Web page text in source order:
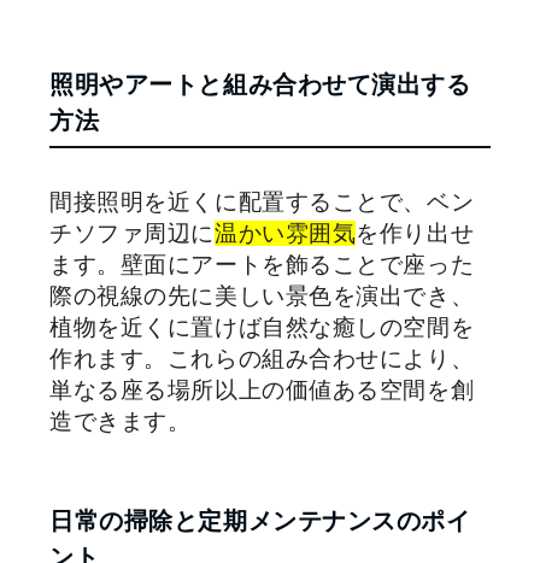
照明やアートと組み合わせて演出する
方法
間接照明を近くに配置することで、ベン
チソファ周辺に温かい雰囲気を作り出せ
ます。壁面にアートを飾ることで座った
際の視線の先に美しい景色を演出でき、
植物を近くに置けば自然な癒しの空間を
作れます。これらの組み合わせにより、
単なる座る場所以上の価値ある空間を創
造できます。
日常の掃除と定期メンテナンスのポイ
ント